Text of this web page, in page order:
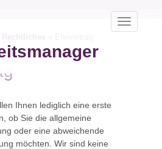
Toggle
Ihnen lediglich eine erste
ob Sie die allgemeine
oder eine abweichende
möchten. Wir sind keine